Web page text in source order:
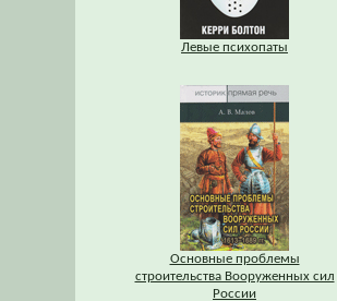
Левые психопаты
Основные проблемы
строительства Вооруженных сил
России